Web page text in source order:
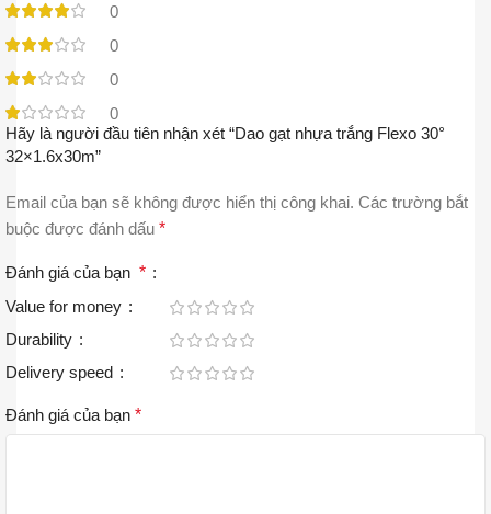
0
0
0
0
Hãy là người đầu tiên nhận xét “Dao gạt nhựa trắng Flexo 30°
32×1.6x30m”
Email của bạn sẽ không được hiển thị công khai. Các trường bắt
buộc được đánh dấu *
Đánh giá của bạn *
Value for money
Durability
Delivery speed
Đánh giá của bạn *